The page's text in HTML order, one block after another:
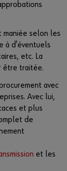
maniée selon les
à d'éventuels
etc. La
être traitée.
avec
Avec lui,
et plus
de
et les